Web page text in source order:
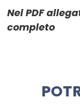
Nel PDF
completo